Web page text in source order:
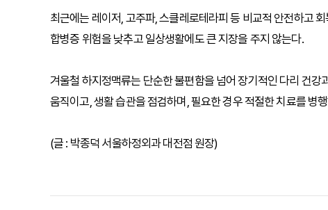
최근에는 레이저, 고주파, 스클레로테라피 등 비교적 안전하고
합병증 위험을 낮추고 일상생활에도 큰 지장을 주지 않는다.
겨울철 하지정맥류는 단순한 불편함을 넘어 장기적인 다리 건강
움직이고, 생활 습관을 점검하며, 필요한 경우 적절한 치료를 병
(글 : 박종덕 서울하정외과 대전점 원장)